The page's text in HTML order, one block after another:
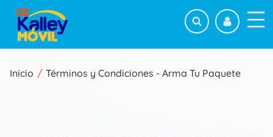
Pasar
contenido
principal
Inicio Términos y Condiciones - Arma Tu Paquete
Suscríbete para tener acceso a beneficios y
Completo